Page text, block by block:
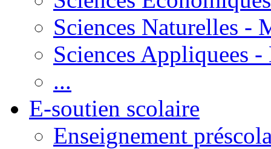
Sciences Naturelles -
Sciences Appliquees
...
E-soutien scolaire